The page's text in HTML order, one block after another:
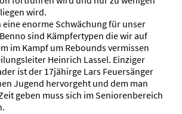
wird.
eine enorme Schwächung für unser
sind Kämpfertypen die wir auf
im Kampf um Rebounds vermissen
Heinrich Lassel. Einziger
ist der 17jähirge Lars Feuersänger
Jugend hervorgeht und dem man
geben muss sich im Seniorenbereich